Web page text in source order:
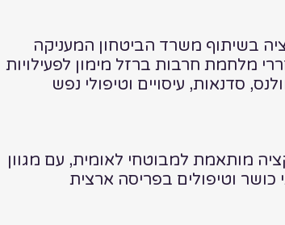
בשיתוף משרד הביטחון המעניקה
מלחמת חרבות ברזל מימון לפעילויות
סדנאות, עיסויים וטיפולי נפש
מותאמת למבוטחי לאומית, עם מגוון
כושר וטיפולים בפריסה ארצית